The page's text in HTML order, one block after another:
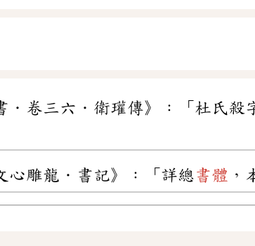
．卷三六．衛瓘傳》：「杜氏殺
心雕龍．書記》：「詳總 書體 ，